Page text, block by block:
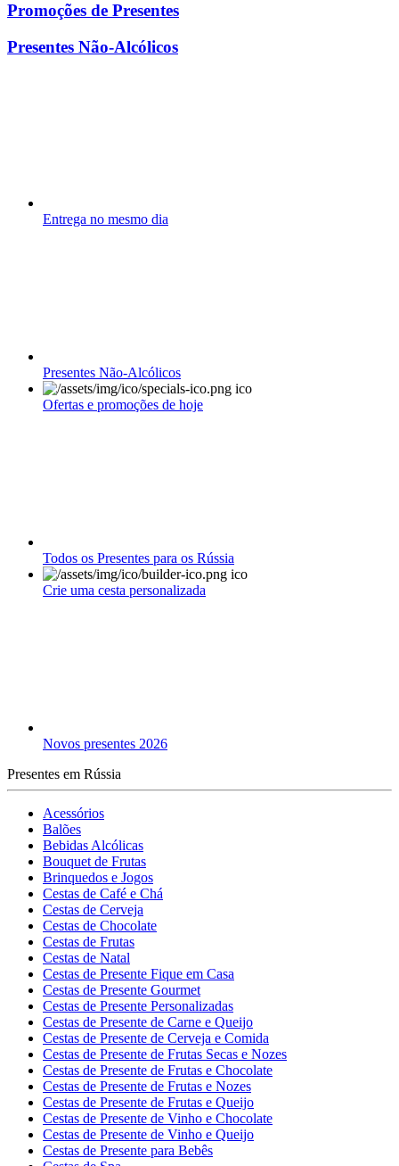
Promoções de Presentes
Presentes Não-Alcólicos
Entrega no mesmo dia
Presentes Não-Alcólicos
Ofertas e promoções de hoje
Todos os Presentes para os Rússia
Crie uma cesta personalizada
Novos presentes 2026
Presentes em Rússia
Acessórios
Balões
Bebidas Alcólicas
Bouquet de Frutas
Brinquedos e Jogos
Cestas de Café e Chá
Cestas de Cerveja
Cestas de Chocolate
Cestas de Frutas
Cestas de Natal
Cestas de Presente Fique em Casa
Cestas de Presente Gourmet
Cestas de Presente Personalizadas
Cestas de Presente de Carne e Queijo
Cestas de Presente de Cerveja e Comida
Cestas de Presente de Frutas Secas e Nozes
Cestas de Presente de Frutas e Chocolate
Cestas de Presente de Frutas e Nozes
Cestas de Presente de Frutas e Queijo
Cestas de Presente de Vinho e Chocolate
Cestas de Presente de Vinho e Queijo
Cestas de Presente para Bebês